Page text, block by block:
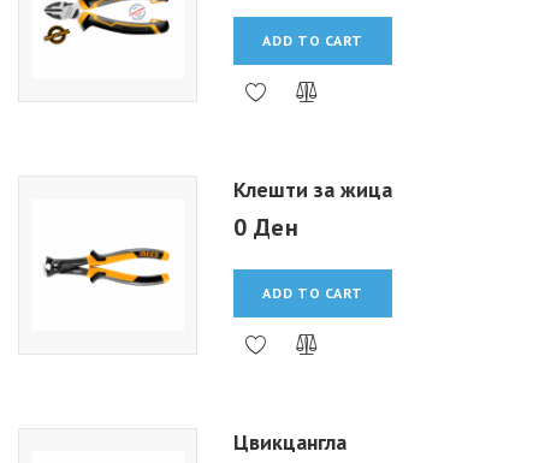
ADD TO CART
Клешти за жица
0 Ден
ADD TO CART
Цвикцангла